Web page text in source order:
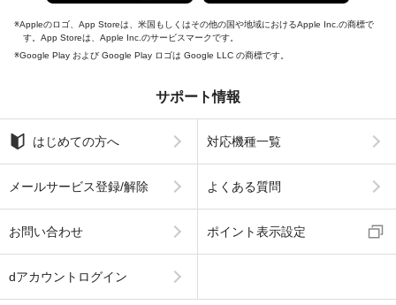
Appleのロゴ、App Storeは、米国もしくはその他の国や地域におけるApple Inc.の商標で
す。App Storeは、Apple Inc.のサービスマークです。
Google Play および Google Play ロゴは Google LLC の商標です。
サポート情報
はじめての方へ 対応機種一覧
メールサービス登録/解除 よくある質問
お問い合わせ ポイント表示設定
dアカウントログイン